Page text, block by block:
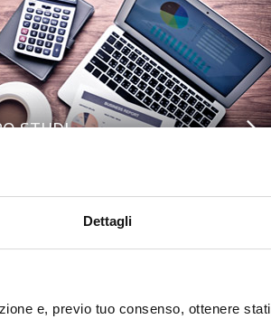
Dettagli
e, previo tuo consenso, ottenere
STUDI
Pacific’s True
Partners.L'eventorappresenta